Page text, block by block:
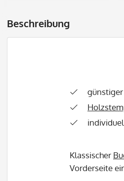
Beschreibung
Klassischer
Vorderseite